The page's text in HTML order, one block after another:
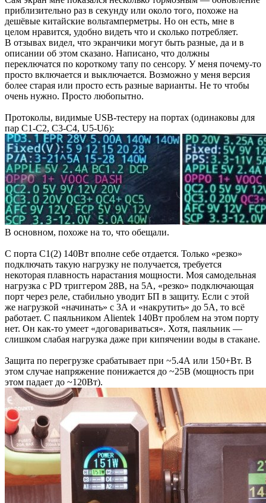
приблизительно раз в секунду или около того, похоже на
дешёвые китайские вольтамперметры. Но он есть, мне в
целом нравится, удобно видеть что и сколько потребляет.
В отзывах видел, что экранчики могут быть разные, да и в
описании об этом сказано. Написано, что должны
переключатся по короткому тапу по сенсору. У меня почему-то
просто включается и выключается. Возможно у меня версия
более старая или просто есть разные варианты. Не то чтобы
очень нужно. Просто любопытно.
Протоколы, видимые USB-тестеру на портах (одинаковы для
пар С1-С2, С3-С4, U5-U6):
В основном, похоже на то, что обещали.
С порта C1(2) 140Вт вполне себе отдается. Только «резко»
подключать такую нагрузку не получается, требуется
некоторая плавность нарастания мощности. Моя самодельная
нагрузка с PD триггером 28В, на 5А, «резко» подключающая
порт через реле, стабильно уводит БП в защиту. Если с этой
же нагрузкой «начинать» с 3А и «накрутить» до 5А, то всё
работает. С паяльником Alientek 140Вт проблем на этом порту
нет. Он как-то умеет «договариваться». Хотя, паяльник —
слишком слабая нагрузка даже при кипячении воды в стакане.
Защита по перегрузке срабатывает при ~5.4А или 150+Вт. В
этом случае напряжение понижается до ~25В (мощность при
этом падает до ~120Вт).